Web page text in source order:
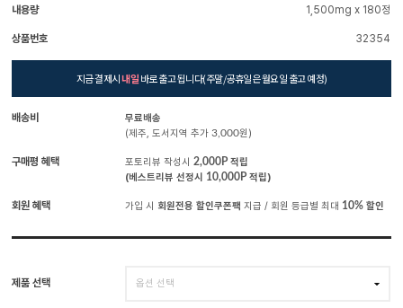
내용량 1,500mg x 180정
상품번호 32354
지금 결제시내일바로 출고 됩니다(주말/공휴일은 월요일 출고 예정)
배송비
무료배송
(제주, 도서지역 추가 3,000원)
구매평 혜택 포토리뷰 작성시 2,000P적립
(베스트리뷰 선정시 10,000P적립)
회원 혜택 가입 시 회원전용 할인쿠폰팩 지급 / 회원 등급별 최대 10%할인
제품 선택